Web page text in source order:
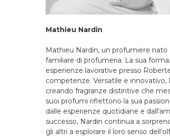
Mathieu Nardin
Mathieu Nardin, un profumiere nato
familiare di profumeria. La sua
esperienze lavorative presso
competenze. Versatile e
creando fragranze distintive che
suoi profumi riflettono la sua
dalle esperienze quotidiane e
successo, Nardin continua a
gli altri a esplorare il loro senso